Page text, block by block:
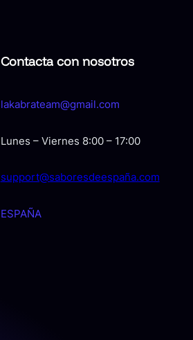
Contacta con nosotros
lakabrateam@gmail.com
Lunes – Viernes 8:00 – 17:00
support@saboresdeespaña.com
ESPAÑA